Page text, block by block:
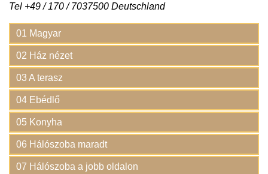
Tel +49 / 170 / 7037500 Deutschland
01 Magyar
02 Ház nézet
03 A terasz
04 Ebédlő
05 Konyha
06 Hálószoba maradt
07 Hálószoba a jobb oldalon